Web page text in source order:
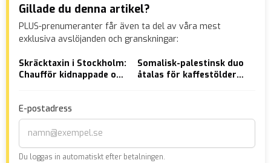
Gillade du denna artikel?
PLUS-prenumeranter får även ta del av våra mest
exklusiva avslöjanden och granskningar:
Skräcktaxin i Stockholm:
Chaufför kidnappade och
Somalisk-palestinsk duo
åtalas för kaffestölder
E-postadress
Du loggas in automatiskt efter betalningen.